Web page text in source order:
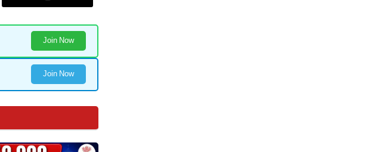
Join Now
Join Now